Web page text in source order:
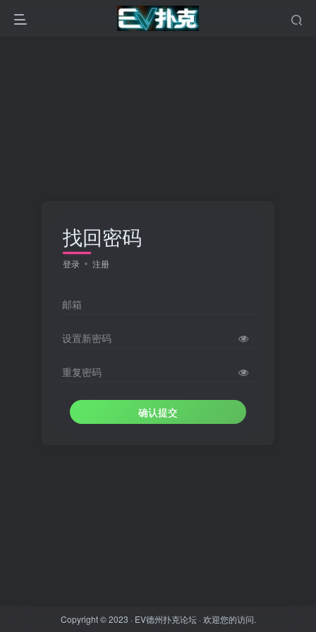
找回密码
登录 注册
邮箱
设置新密码
重复密码
确认提交
Copyright © 2023 · EV德州扑克论坛· 欢迎您的访问.